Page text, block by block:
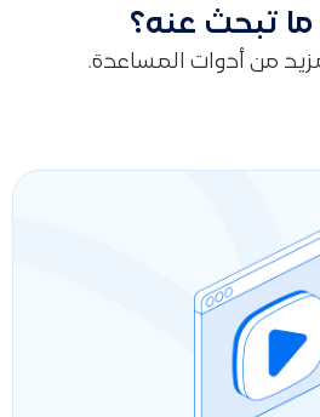
تبحث عنه؟
من أدوات المساعدة.